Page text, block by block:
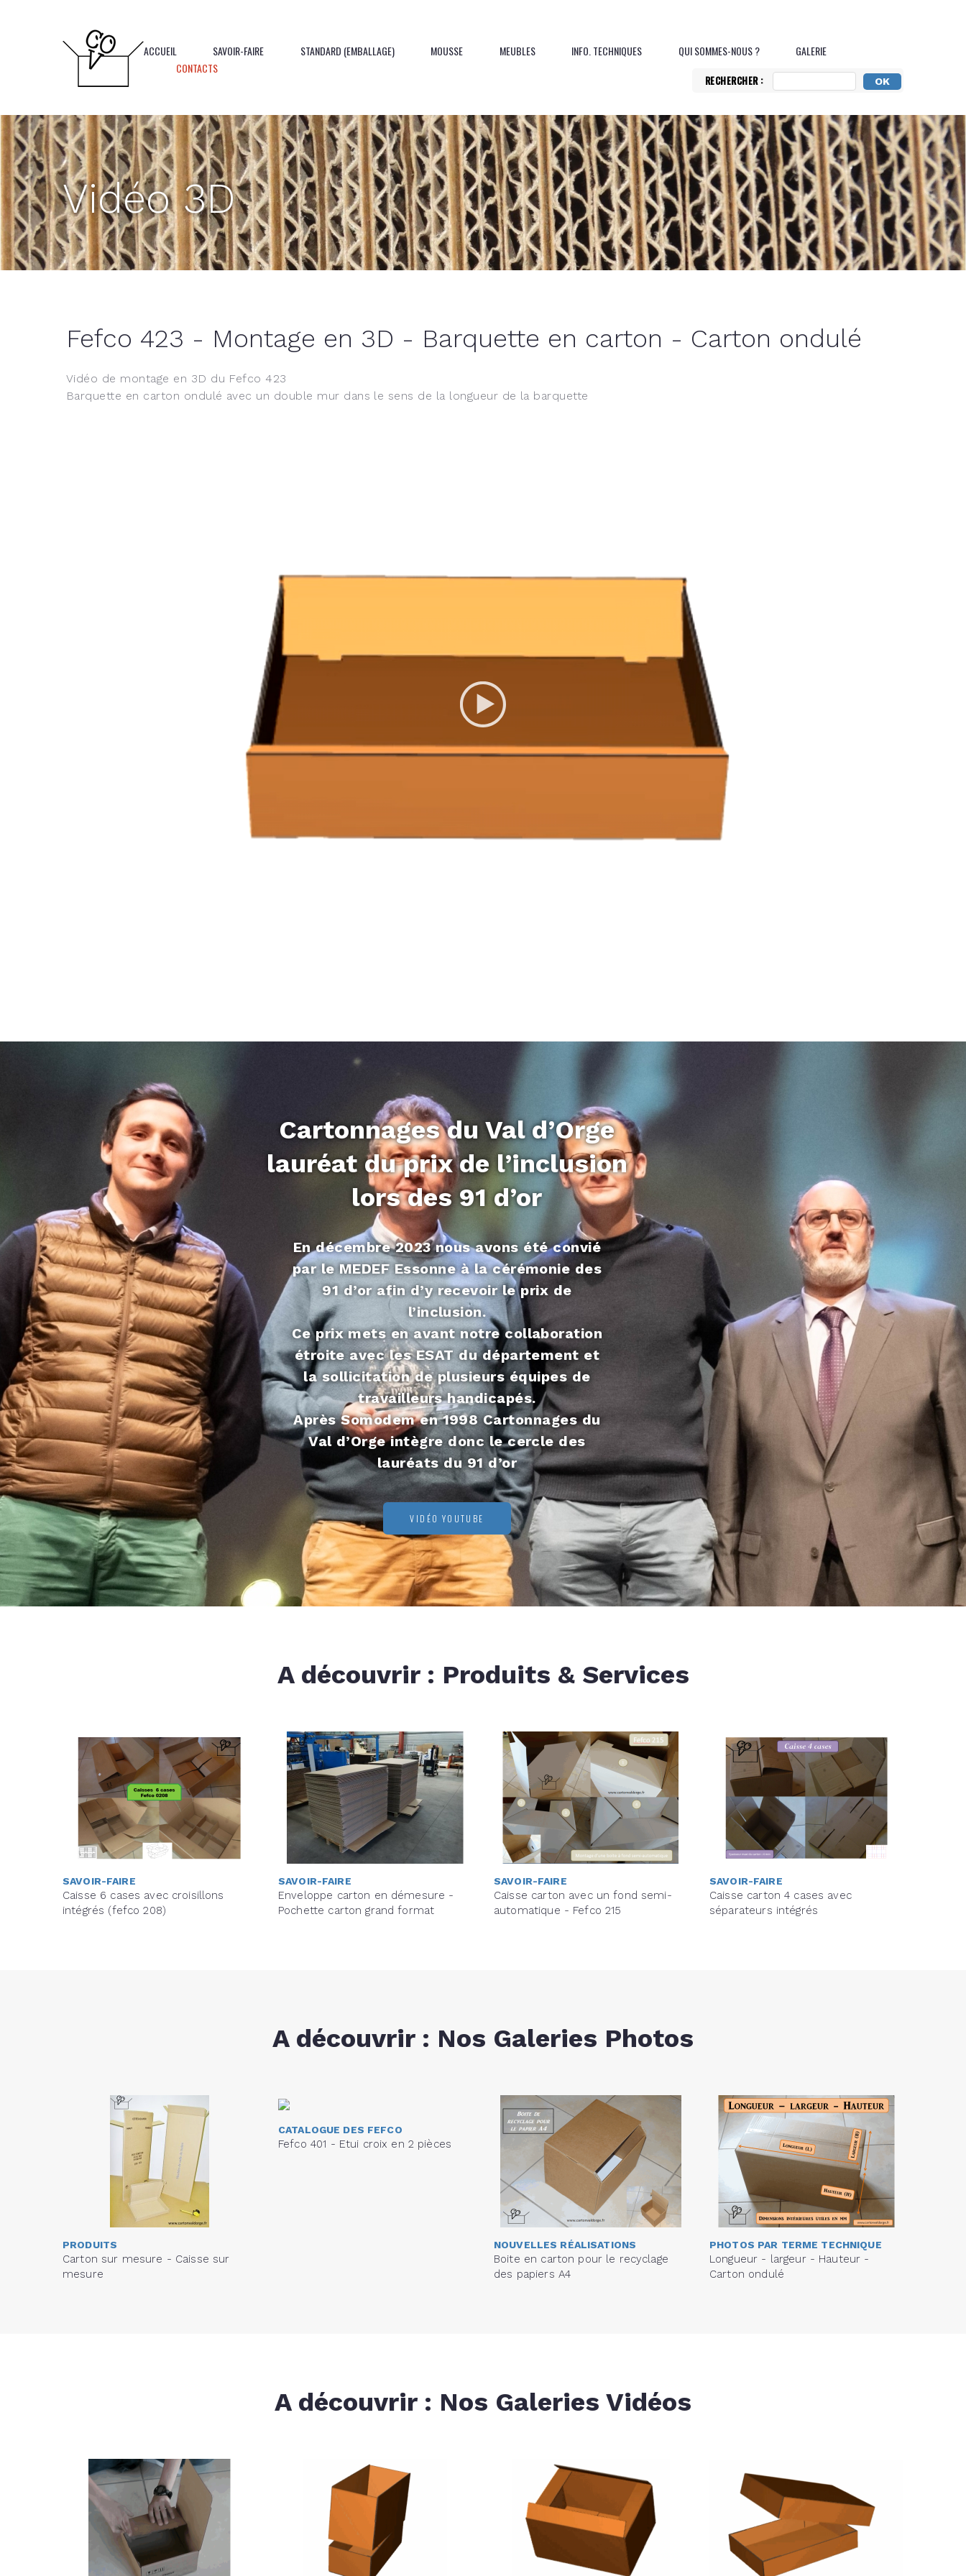
ACCUEIL SAVOIR-FAIRE STANDARD (EMBALLAGE) MOUSSE MEUBLES INFO. TECHNIQUES QUI SOMMES-NOUS ?
GALERIE
CONTACTS
RECHERCHER :
Vidéo 3D
Fefco 423 - Montage en 3D - Barquette en carton - Carton ondulé
Vidéo de montage en 3D du Fefco 423
Barquette en carton ondulé avec un double mur dans le sens de la longueur de la barquette
Cartonnages du Val d’Orge
lauréat du prix de l’inclusion
lors des 91 d’or
En décembre 2023 nous avons été convié
par le MEDEF Essonne à la cérémonie des
91 d’or afin d’y recevoir le prix de
l’inclusion.
Ce prix mets en avant notre collaboration
étroite avec les ESAT du département et
la sollicitation de plusieurs équipes de
travailleurs handicapés.
Après Somodem en 1998 Cartonnages du
Val d’Orge intègre donc le cercle des
lauréats du 91 d’or
VIDÉO YOUTUBE
A découvrir : Produits & Services
SAVOIR-FAIRE
Caisse 6 cases avec croisillons
intégrés (fefco 208)
SAVOIR-FAIRE
Enveloppe carton en démesure -
Pochette carton grand format
SAVOIR-FAIRE
Caisse carton avec un fond semi-
automatique - Fefco 215
SAVOIR-FAIRE
Caisse carton 4 cases avec
séparateurs intégrés
A découvrir : Nos Galeries Photos
PRODUITS
Carton sur mesure - Caisse sur
mesure
CATALOGUE DES FEFCO
Fefco 401 - Etui croix en 2 pièces
NOUVELLES RÉALISATIONS
Boite en carton pour le recyclage
des papiers A4
PHOTOS PAR TERME TECHNIQUE
Longueur - largeur - Hauteur -
Carton ondulé
A découvrir : Nos Galeries Vidéos